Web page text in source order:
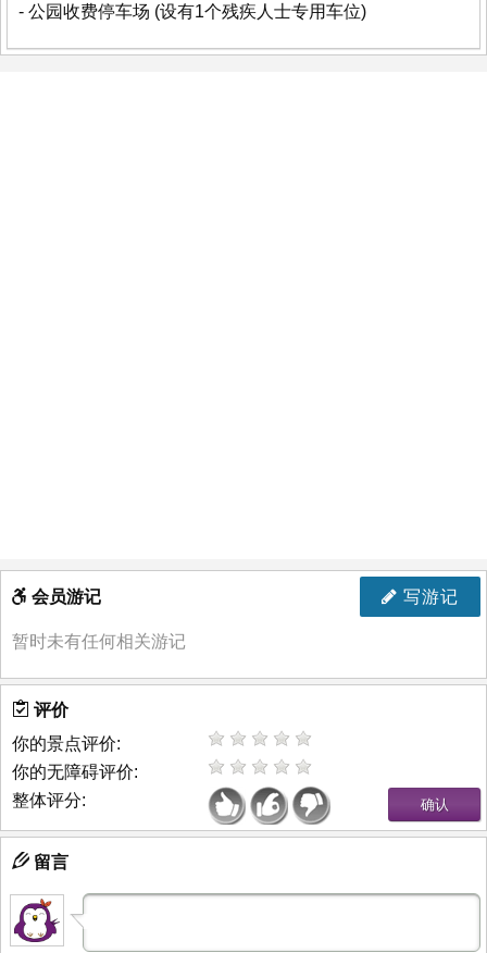
- 公园收费停车场 (设有1个残疾人士专用车位)
写游记
会员游记
暂时未有任何相关游记
评价
你的景点评价:
你的无障碍评价:
整体评分:
留言